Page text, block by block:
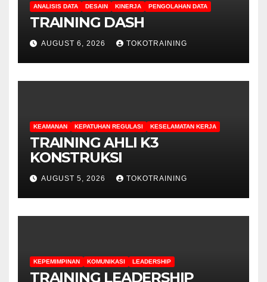
ANALISIS DATA DESAIN KINERJA PENGOLAHAN DATA
TRAINING DASH
AUGUST 6, 2026 TOKOTRAINING
KEAMANAN KEPATUHAN REGULASI KESELAMATAN KERJA
TRAINING AHLI K3
KONSTRUKSI
AUGUST 5, 2026 TOKOTRAINING
KEPEMIMPINAN KOMUNIKASI LEADERSHIP
TRAINING LEADERSHIP